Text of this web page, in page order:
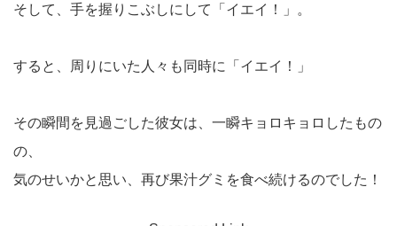
そして、手を握りこぶしにして「イエイ！」。
すると、周りにいた人々も同時に「イエイ！」
その瞬間を見過ごした彼女は、一瞬キョロキョロしたもの
の、
気のせいかと思い、再び果汁グミを食べ続けるのでした！